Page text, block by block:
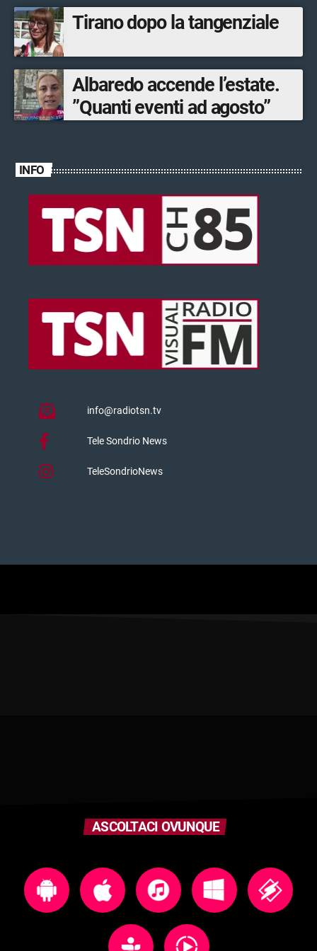
Tirano dopo la tangenziale
Albaredo accende l’estate.
”Quanti eventi ad agosto”
INFO
info@radiotsn.tv
Tele Sondrio News
TeleSondrioNews
ASCOLTACI OVUNQUE